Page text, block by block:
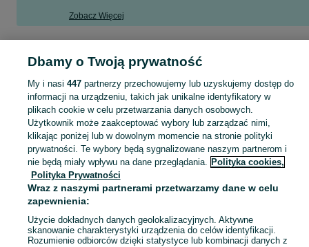
Zobacz Więcej
Mapa kategorii
Mapa miejscowości
Mapa ministron
Popularne wyszukiwania
Dbamy o Twoją prywatność
My i nasi 447partnerzy przechowujemy lub uzyskujemy dostęp do
informacji na urządzeniu, takich jak unikalne identyfikatory w
plikach cookie w celu przetwarzania danych osobowych.
Użytkownik może zaakceptować wybory lub zarządzać nimi,
klikając poniżej lub w dowolnym momencie na stronie polityki
prywatności. Te wybory będą sygnalizowane naszym partnerom i
nie będą miały wpływu na dane przeglądania. Polityka cookies,
Polityka Prywatności
Wraz z naszymi partnerami przetwarzamy dane w celu
zapewnienia:
Użycie dokładnych danych geolokalizacyjnych. Aktywne
skanowanie charakterystyki urządzenia do celów identyfikacji.
Rozumienie odbiorców dzięki statystyce lub kombinacji danych z